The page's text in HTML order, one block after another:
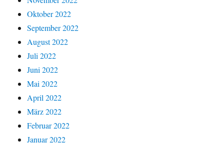
Oktober 2022
September 2022
August 2022
Juli 2022
Juni 2022
Mai 2022
April 2022
März 2022
Februar 2022
Januar 2022